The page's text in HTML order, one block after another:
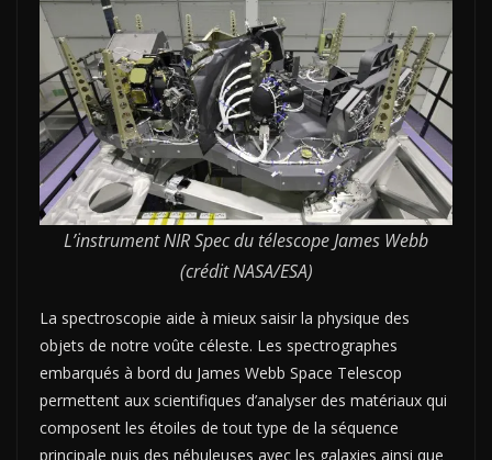
L’instrument NIR Spec du télescope James Webb
(crédit NASA/ESA)
La spectroscopie aide à mieux saisir la physique des
objets de notre voûte céleste. Les spectrographes
embarqués à bord du James Webb Space Telescop
permettent aux scientifiques d’analyser des matériaux qui
composent les étoiles de tout type de la séquence
principale puis des nébuleuses avec les galaxies ainsi que